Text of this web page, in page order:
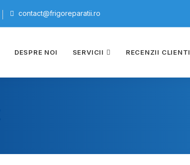
contact@frigoreparatii.ro
DESPRE NOI SERVICII RECENZII CLIENTI